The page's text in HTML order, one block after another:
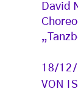
David
18/12/
VON